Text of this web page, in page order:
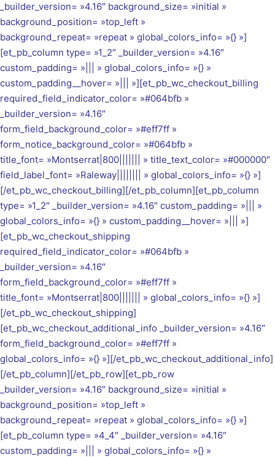
_builder_version= »4.16″ background_size= »initial »
background_position= »top_left »
background_repeat= »repeat » global_colors_info= »{} »]
[et_pb_column type= »1_2″ _builder_version= »4.16″
custom_padding= »||| » global_colors_info= »{} »
custom_padding__hover= »||| »][et_pb_wc_checkout_billing
required_field_indicator_color= »#064bfb »
_builder_version= »4.16″
form_field_background_color= »#eff7ff »
form_notice_background_color= »#064bfb »
title_font= »Montserrat|800||||||| » title_text_color= »#000000″
field_label_font= »Raleway|||||||| » global_colors_info= »{} »]
[/et_pb_wc_checkout_billing][/et_pb_column][et_pb_column
type= »1_2″ _builder_version= »4.16″ custom_padding= »||| »
global_colors_info= »{} » custom_padding__hover= »||| »]
[et_pb_wc_checkout_shipping
required_field_indicator_color= »#064bfb »
_builder_version= »4.16″
form_field_background_color= »#eff7ff »
title_font= »Montserrat|800||||||| » global_colors_info= »{} »]
[/et_pb_wc_checkout_shipping]
[et_pb_wc_checkout_additional_info _builder_version= »4.16″
form_field_background_color= »#eff7ff »
global_colors_info= »{} »][/et_pb_wc_checkout_additional_info]
[/et_pb_column][/et_pb_row][et_pb_row
_builder_version= »4.16″ background_size= »initial »
background_position= »top_left »
background_repeat= »repeat » global_colors_info= »{} »]
[et_pb_column type= »4_4″ _builder_version= »4.16″
custom_padding= »||| » global_colors_info= »{} »